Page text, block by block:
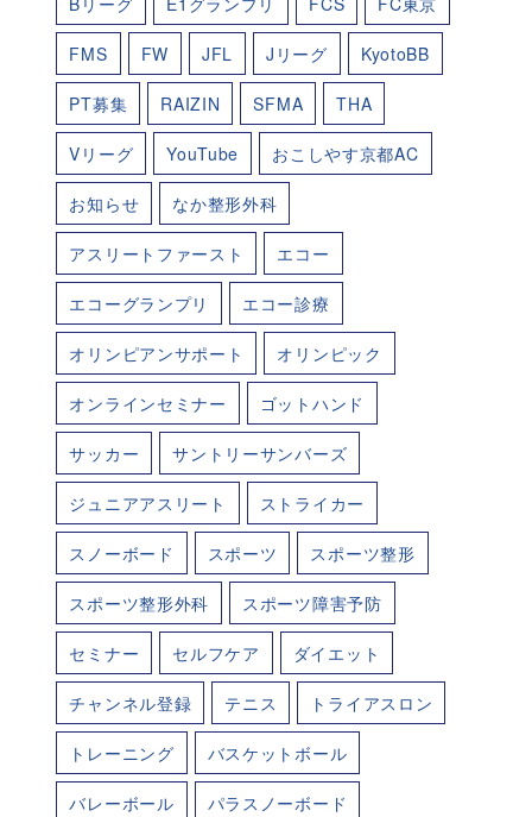
FMS FW JFL Jリーグ KyotoBB
PT募集 RAIZIN SFMA THA
Vリーグ YouTube おこしやす京都AC
お知らせ なか整形外科
アスリートファースト エコー
エコーグランプリ エコー診療
オリンピアンサポート オリンピック
オンラインセミナー ゴットハンド
サッカー サントリーサンバーズ
ジュニアアスリート ストライカー
スノーボード スポーツ スポーツ整形
スポーツ整形外科 スポーツ障害予防
セミナー セルフケア ダイエット
チャンネル登録 テニス トライアスロン
トレーニング バスケットボール
バレーボール パラスノーボード